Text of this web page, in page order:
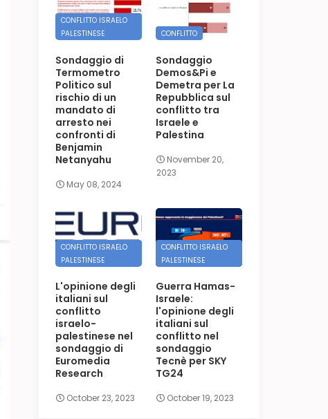
CONFLITTO ISRAELO
PALESTINESE
Sondaggio di
Termometro
Politico sul
rischio di un
mandato di
arresto nei
confronti di
Benjamin
Netanyahu
May 08, 2024
CONFLITTO
Sondaggio
Demos&Pi e
Demetra per La
Repubblica sul
conflitto tra
Israele e
Palestina
November 20,
2023
CONFLITTO ISRAELO
PALESTINESE
L'opinione degli
italiani sul
conflitto
israelo-
palestinese nel
sondaggio di
Euromedia
Research
October 23, 2023
CONFLITTO ISRAELO
PALESTINESE
Guerra Hamas-
Israele:
l'opinione degli
italiani sul
conflitto nel
sondaggio
Tecnè per SKY
TG24
October 19, 2023